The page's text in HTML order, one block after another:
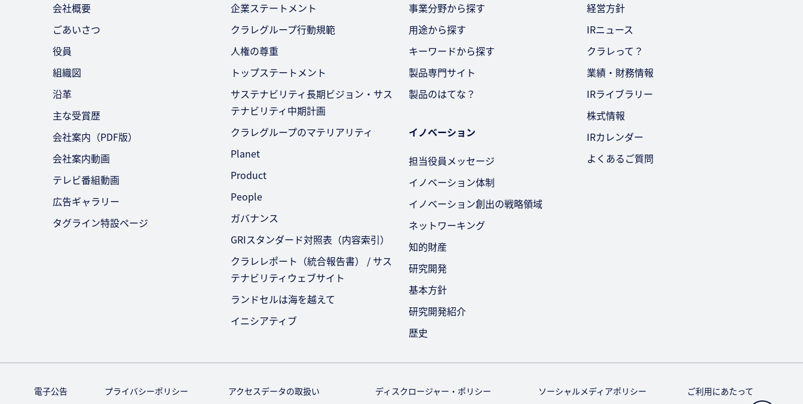
会社概要
ごあいさつ
役員
組織図
沿革
主な受賞歴
会社案内（PDF版）
会社案内動画
テレビ番組動画
広告ギャラリー
タグライン特設ページ
企業ステートメント
クラレグループ行動規範
人権の尊重
トップステートメント
サステナビリティ長期ビジョン・サス
テナビリティ中期計画
クラレグループのマテリアリティ
Planet
Product
People
ガバナンス
GRIスタンダード対照表（内容索引）
クラレレポート（統合報告書） / サス
テナビリティウェブサイト
ランドセルは海を越えて
イニシアティブ
事業分野から探す
用途から探す
キーワードから探す
製品専門サイト
製品のはてな？
イノベーション
担当役員メッセージ
イノベーション体制
イノベーション創出の戦略領域
ネットワーキング
知的財産
研究開発
基本方針
研究開発紹介
歴史
経営方針
IRニュース
クラレって？
業績・財務情報
IRライブラリー
株式情報
IRカレンダー
よくあるご質問
電子公告 プライバシーポリシー アクセスデータの取扱い ディスクロージャー・ポリシー ソーシャルメディアポリシー ご利用にあたって